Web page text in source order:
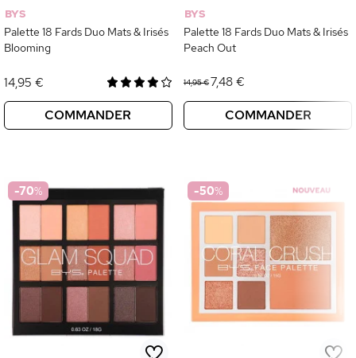
BYS
Palette 18 Fards Duo Mats & Irisés
Blooming
14,95 €
COMMANDER
BYS
Palette 18 Fards Duo Mats & Irisés
Peach Out
14,95 €7,48 €
COMMANDER
-70% -50%